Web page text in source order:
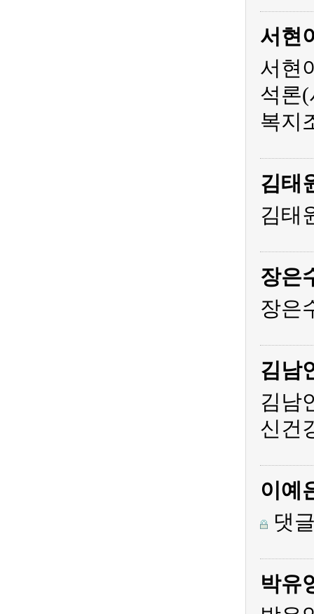
서현
서현
석론
복지
김태
김태
장은
장은
김남
김남
신건
이예
댓
박유